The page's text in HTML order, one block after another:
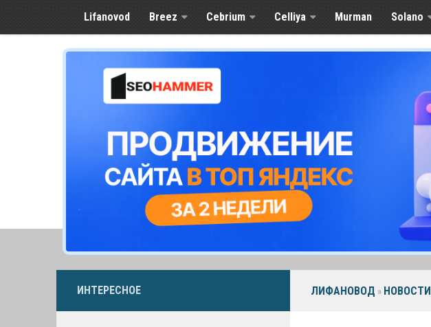
Lifanovod Breez Cebrium Celliya Murman Solano
ЛИФАНОВОД » НОВОСТИ
ИНТЕРЕСНОЕ